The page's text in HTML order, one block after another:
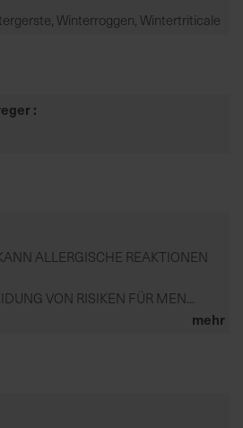
Winterroggen, Wintertriticale
ALLERGISCHE REAKTIONEN
VON RISIKEN FÜR MEN...
mehr